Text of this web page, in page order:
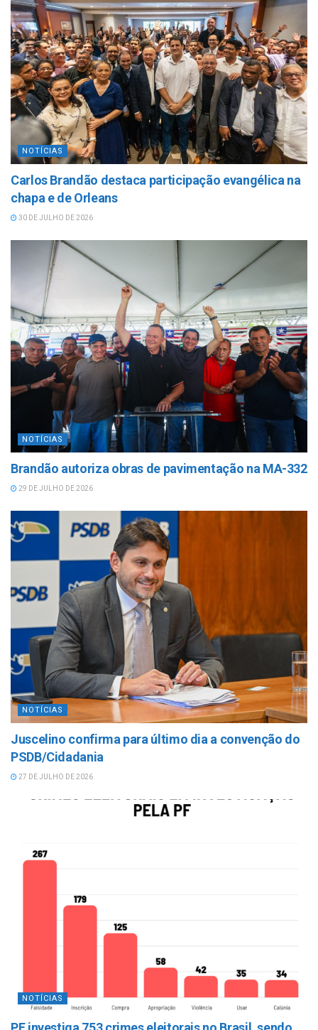
NOTÍCIAS
Carlos Brandão destaca participação evangélica na
chapa e de Orleans
30 DE JULHO DE 2026
NOTÍCIAS
Brandão autoriza obras de pavimentação na MA-332
29 DE JULHO DE 2026
NOTÍCIAS
Juscelino confirma para último dia a convenção do
PSDB/Cidadania
27 DE JULHO DE 2026
NOTÍCIAS